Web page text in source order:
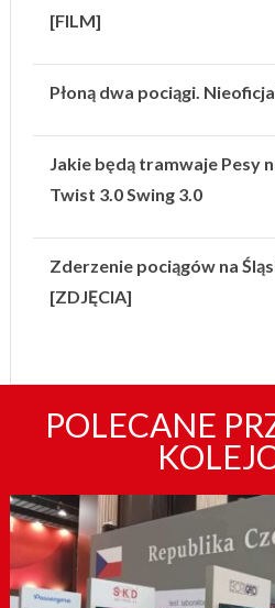
[FILM]
Płoną dwa pociągi.
Jakie będą tramwaje Pesy
Twist 3.0 Swing 3.0
Zderzenie pociągów na
[ZDJĘCIA]
POLECANE